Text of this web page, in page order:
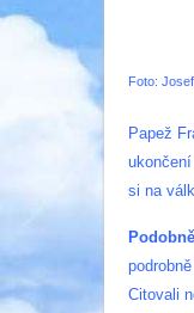
Foto:
Papež
si na
Citovali